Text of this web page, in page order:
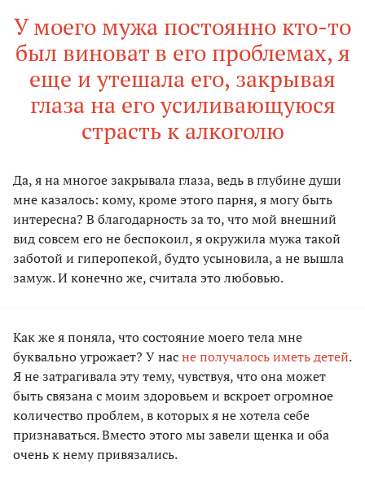
У моего мужа постоянно кто-то
был виноват в его проблемах, я
еще и утешала его, закрывая
глаза на его усиливающуюся
страсть к алкоголю
Да, я на многое закрывала глаза, ведь в глубине души
мне казалось: кому, кроме этого парня, я могу быть
интересна? В благодарность за то, что мой внешний
вид совсем его не беспокоил, я окружила мужа такой
заботой и гиперопекой, будто усыновила, а не вышла
замуж. И конечно же, считала это любовью.
Как же я поняла, что состояние моего тела мне
буквально угрожает? У насне получалось иметь детей.
Я не затрагивала эту тему, чувствуя, что она может
быть связана с моим здоровьем и вскроет огромное
количество проблем, в которых я не хотела себе
признаваться. Вместо этого мы завели щенка и оба
очень к нему привязались.